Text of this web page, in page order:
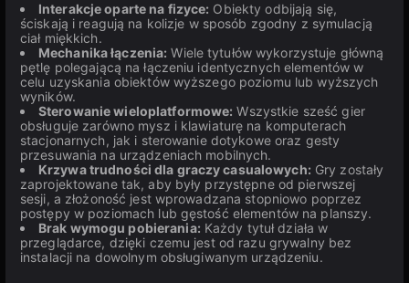
Interakcje oparte na fizyce: Obiekty odbijają się,
ściskają i reagują na kolizje w sposób zgodny z symulacją
ciał miękkich.
Mechanika łączenia: Wiele tytułów wykorzystuje główną
pętlę polegającą na łączeniu identycznych elementów w
celu uzyskania obiektów wyższego poziomu lub wyższych
wyników.
Sterowanie wieloplatformowe: Wszystkie sześć gier
obsługuje zarówno mysz i klawiaturę na komputerach
stacjonarnych, jak i sterowanie dotykowe oraz gesty
przesuwania na urządzeniach mobilnych.
Krzywa trudności dla graczy casualowych: Gry zostały
zaprojektowane tak, aby były przystępne od pierwszej
sesji, a złożoność jest wprowadzana stopniowo poprzez
postępy w poziomach lub gęstość elementów na planszy.
Brak wymogu pobierania: Każdy tytuł działa w
przeglądarce, dzięki czemu jest od razu grywalny bez
instalacji na dowolnym obsługiwanym urządzeniu.